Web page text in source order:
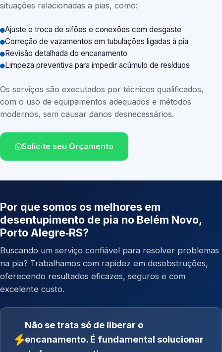
situações relacionadas a pias, como:
Ajuste e troca de sifões e conexões com desgaste
Correção de vazamentos em tubulações ligadas à pia
Revisão detalhada do encanamento
Limpeza preventiva para impedir acúmulo de resíduos
Os serviços são executados por técnicos qualificados,
com o uso de equipamentos adequados e métodos
modernos, sem causar danos desnecessários.
Solicite seu Orçamento
Por que somos os melhores em
desentupimento de pia no Belém Novo,
Porto Alegre‑RS?
Buscando um serviço confiável para resolver problemas
na pia? Trabalhamos com rapidez em desobstruções,
oferecendo resultados eficazes, seguros e com
excelente custo.
Não se trata só de liberar o
encanamento. É fundamental solucionar